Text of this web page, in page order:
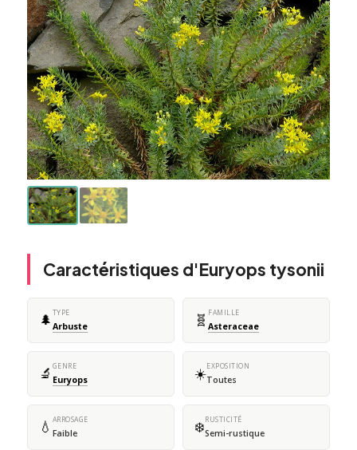
Caractéristiques d'Euryops tysonii
🌲 TYPE
Arbuste 🧬 FAMILLE
Asteraceae
🔬 GENRE
Euryops ☀️EXPOSITION
Toutes
💧 ARROSAGE
Faible ❄️RUSTICITÉ
Semi-rustique